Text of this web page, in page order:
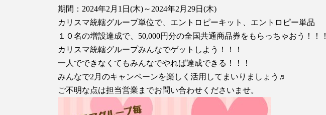
期間：2024年2月1日(木)～2024年2月29日(木)
カリスマ統轄グループ単位で、エントロピーキット、エントロピー単品
１０名の増設達成で、50,000円分の全国共通商品券をもらっちゃおう！！！
カリスマ統轄グループみんなでゲットしよう！！！
一人でできなくてもみんなでやれば達成できる！！！
みんなで2月のキャンペーンを楽しく活用してまいりましょう♬
ご不明な点は担当営業までお問い合わせくださいませ。